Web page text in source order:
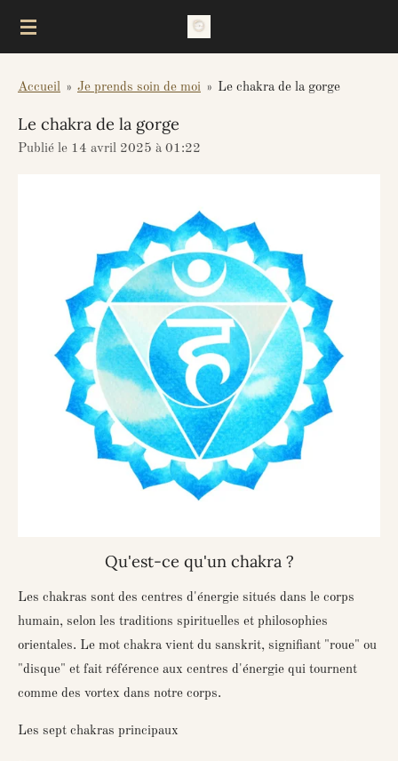
Passer
principal
Accueil » Je prends soin de moi » Le chakra de la gorge
Le chakra de la gorge
Publié le 14 avril 2025 à 01:22
Qu'est-ce qu'un chakra ?
Les chakras sont des centres d'énergie situés dans le corps
humain, selon les traditions spirituelles et philosophies
orientales. Le mot chakra vient du sanskrit, signifiant "roue" ou
"disque" et fait référence aux centres d'énergie qui tournent
comme des vortex dans notre corps.
Les sept chakras principaux